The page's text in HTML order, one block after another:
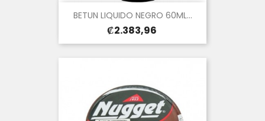
BETUN LIQUIDO NEGRO 60ML...
Precio
₡2.383,96